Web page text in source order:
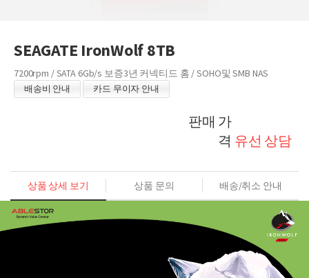
SEAGATE IronWolf 8TB
7200rpm / SATA 6Gb/s 보증3년 커넥티드 홈 / SOHO및 SMB NAS
배송비 안내 카드 무이자 안내
판매 가
격 유선 상담
상품 상세 보기 상품 문의 배송/취소 안내